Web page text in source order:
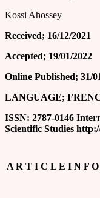
Kossi Ahossey
Received; 16/12/2021
Accepted; 19/01/2022
Online Published; 31/
LANGUAGE;
ISSN: 2787-0146
Scientific Studies
A R T I C L E I N F O